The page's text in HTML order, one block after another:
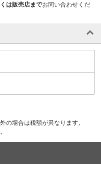
は販売店までお問い合わせくだ
の場合は税額が異なります。